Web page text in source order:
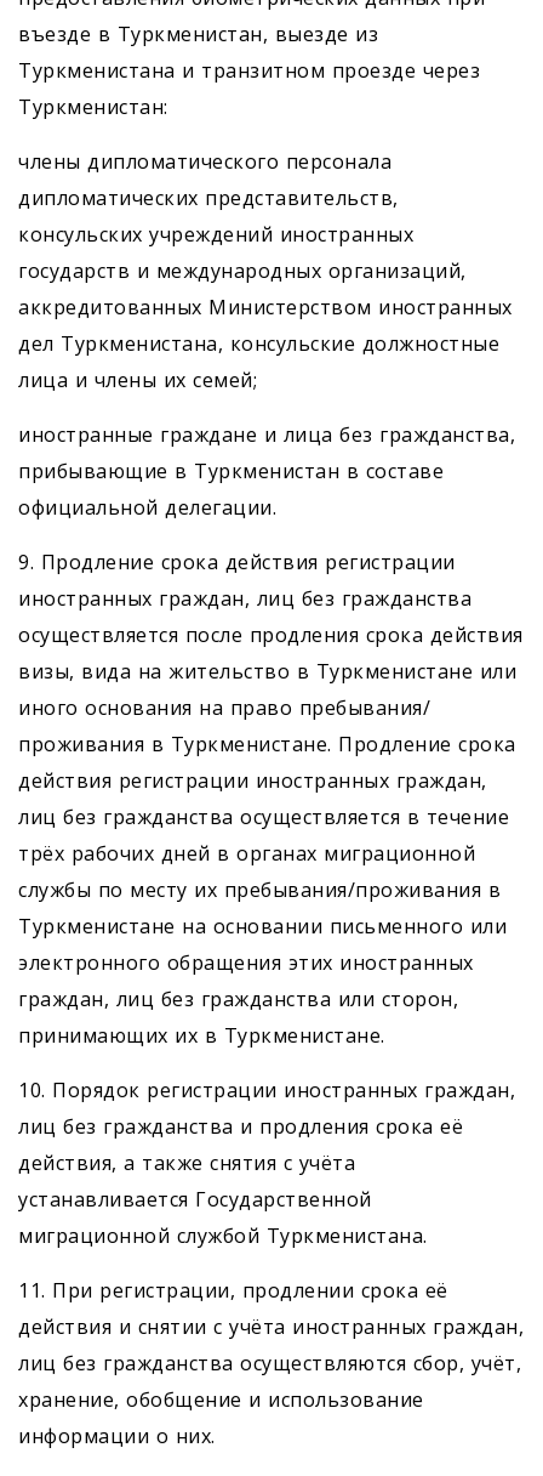
въезде в Туркменистан, выезде из
Туркменистана и транзитном проезде через
Туркменистан:
члены дипломатического персонала
дипломатических представительств,
консульских учреждений иностранных
государств и международных организаций,
аккредитованных Министерством иностранных
дел Туркменистана, консульские должностные
лица и члены их семей;
иностранные граждане и лица без гражданства,
прибывающие в Туркменистан в составе
официальной делегации.
9. Продление срока действия регистрации
иностранных граждан, лиц без гражданства
осуществляется после продления срока действия
визы, вида на жительство в Туркменистане или
иного основания на право пребывания/
проживания в Туркменистане. Продление срока
действия регистрации иностранных граждан,
лиц без гражданства осуществляется в течение
трёх рабочих дней в органах миграционной
службы по месту их пребывания/проживания в
Туркменистане на основании письменного или
электронного обращения этих иностранных
граждан, лиц без гражданства или сторон,
принимающих их в Туркменистане.
10. Порядок регистрации иностранных граждан,
лиц без гражданства и продления срока её
действия, а также снятия с учёта
устанавливается Государственной
миграционной службой Туркменистана.
11. При регистрации, продлении срока её
действия и снятии с учёта иностранных граждан,
лиц без гражданства осуществляются сбор, учёт,
хранение, обобщение и использование
информации о них.